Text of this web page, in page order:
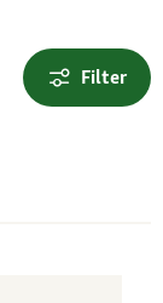
Filter